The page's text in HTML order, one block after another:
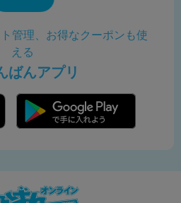
管理、お得なクーポンも使
える
ばんアプリ